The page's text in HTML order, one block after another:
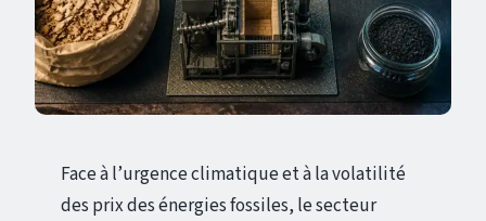
Face à l’urgence climatique et à la volatilité
des prix des énergies fossiles, le secteur